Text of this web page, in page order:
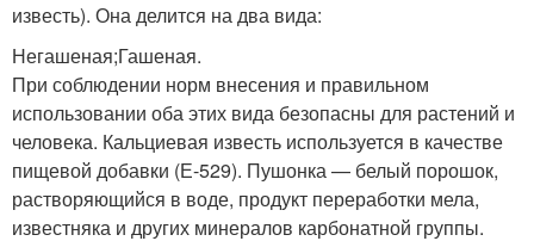
известь). Она делится на два вида:
Негашеная;Гашеная.
При соблюдении норм внесения и правильном
использовании оба этих вида безопасны для растений и
человека. Кальциевая известь используется в качестве
пищевой добавки (Е-529). Пушонка — белый порошок,
растворяющийся в воде, продукт переработки мела,
известняка и других минералов карбонатной группы.